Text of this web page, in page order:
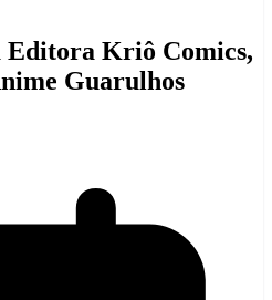
Editora Kriô Comics,
Guarulhos